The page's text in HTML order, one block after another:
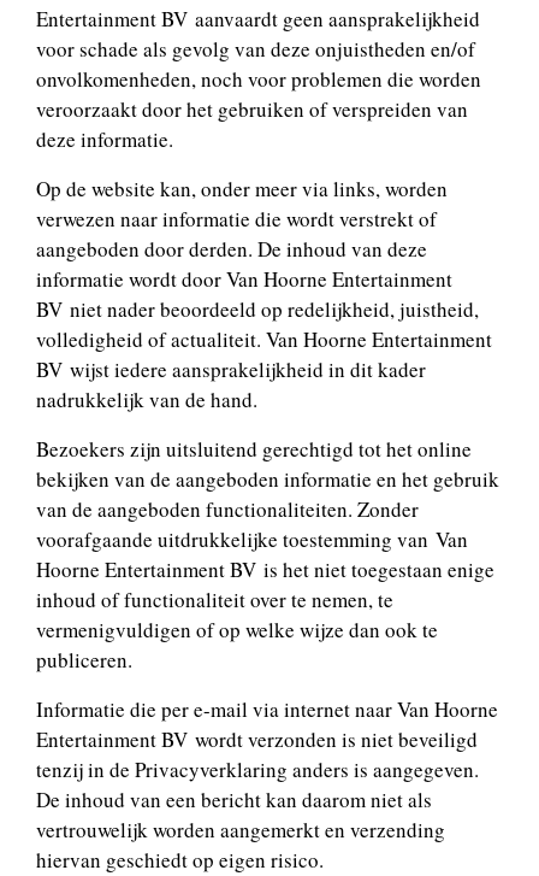
Entertainment BV aanvaardt geen aansprakelijkheid
voor schade als gevolg van deze onjuistheden en/of
onvolkomenheden, noch voor problemen die worden
veroorzaakt door het gebruiken of verspreiden van
deze informatie.
Op de website kan, onder meer via links, worden
verwezen naar informatie die wordt verstrekt of
aangeboden door derden. De inhoud van deze
informatie wordt door Van Hoorne Entertainment
BV niet nader beoordeeld op redelijkheid, juistheid,
volledigheid of actualiteit. Van Hoorne Entertainment
BV wijst iedere aansprakelijkheid in dit kader
nadrukkelijk van de hand.
Bezoekers zijn uitsluitend gerechtigd tot het online
bekijken van de aangeboden informatie en het gebruik
van de aangeboden functionaliteiten. Zonder
voorafgaande uitdrukkelijke toestemming van Van
Hoorne Entertainment BV is het niet toegestaan enige
inhoud of functionaliteit over te nemen, te
vermenigvuldigen of op welke wijze dan ook te
publiceren.
Informatie die per e-mail via internet naar Van Hoorne
Entertainment BV wordt verzonden is niet beveiligd
tenzij in de Privacyverklaring anders is aangegeven.
De inhoud van een bericht kan daarom niet als
vertrouwelijk worden aangemerkt en verzending
hiervan geschiedt op eigen risico.